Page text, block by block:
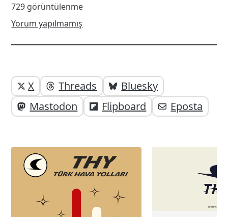
729 görüntülenme
Yorum yapılmamış
Yazı
altı
elemanları
Yazıyı
paylaşabilirsiniz;
X Threads
Bluesky
Mastodon
Flipboard Eposta